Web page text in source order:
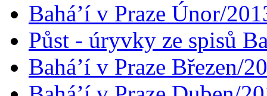
Bahá’í v Praze Únor/
Půst - úryvky ze spisů
Bahá’í v Praze Březen/